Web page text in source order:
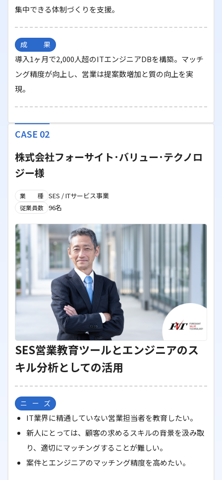
集中できる体制づくりを支援。
成果
導入1ヶ月で2,000人超のITエンジニアDBを構築。マッチ
ング精度が向上し、営業は提案数増加と質の向上を実
現。
CASE 02
株式会社フォーサイト･バリュー･テクノロ
ジー様
業種 SES / ITサービス事業
従業員数 96名
SES営業教育ツールとエンジニアのス
キル分析としての活用
ニーズ
IT業界に精通していない営業担当者を教育したい。
新人にとっては、顧客の求めるスキルの背景を汲み取
り、適切にマッチングすることが難しい。
案件とエンジニアのマッチング精度を高めたい。